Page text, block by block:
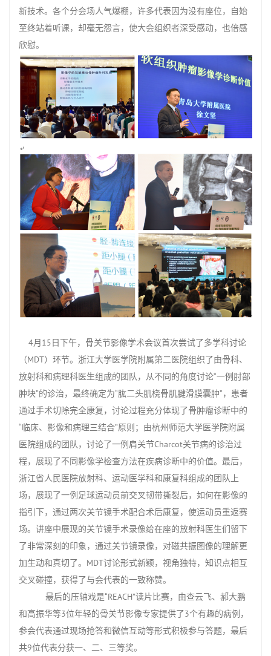
新技术。各个分会场人气爆棚，许多代表因为没有座位，自始
至终站着听课，却毫无怨言，使大会组织者深受感动，也倍感
欣慰。
4月 15 日下午，骨关节影像学术会议首次尝试了多学科讨论
（MDT）环节。浙江大学医学院附属第二医院组织了由骨科、
放射科和病理科医生组成的团队，从不同的角度讨论“一例肘部
肿块”的诊治，最终确定为“肱二头肌桡骨肌腱滑膜囊肿”，患者
通过手术切除完全康复，讨论过程充分体现了骨肿瘤诊断中的
“临床、影像和病理三结合”原则；由杭州师范大学医学院附属
医院组成的团队，讨论了一例肩关节Charcot关节病的诊治过
程，展现了不同影像学检查方法在疾病诊断中的价值。最后，
浙江省人民医院放射科、运动医学科和康复科组成的团队上
场，展现了一例足球运动员前交叉韧带撕裂后，如何在影像的
指引下，通过两次关节镜手术配合术后康复，使运动员重返赛
场。讲座中展现的关节镜手术录像给在座的放射科医生们留下
了非常深刻的印象，通过关节镜录像，对磁共振图像的理解更
加生动和真切了。 MDT讨论形式新颖，视角独特，知识点相互
交叉碰撞，获得了与会代表的一致称赞。
最后的压轴戏是“REACH”读片比赛，由查云飞、郝大鹏
和高振华等3位年轻的骨关节影像专家提供了3个有趣的病例，
参会代表通过现场抢答和微信互动等形式积极参与答题，最后
共9位代表分获一、二、三等奖。